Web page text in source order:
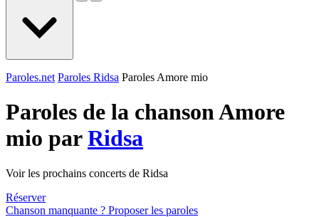
Paroles.net Paroles Ridsa Paroles Amore mio
Paroles de la chanson Amore
mio parRidsa
Voir les prochains concerts de Ridsa
Réserver
Chanson manquante ? Proposer les paroles